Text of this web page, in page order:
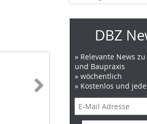
DBZ
» Relevante News
und Baupraxis
» wöchentlich
» Kostenlos und